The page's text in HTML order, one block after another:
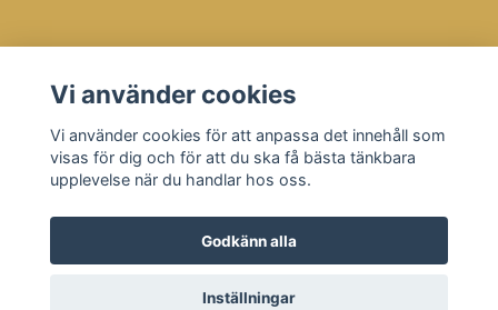
Kundtjänst
Läs mer
Sociala medier
© 2026 Fönsterantiken
Vi använder cookies
Vi använder cookies för att anpassa det innehåll som
visas för dig och för att du ska få bästa tänkbara
upplevelse när du handlar hos oss.
Godkänn alla
Inställningar